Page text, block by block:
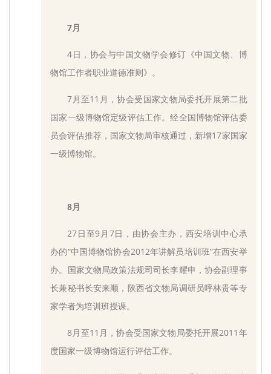
7月
4日，协会与中国文物学会修订《中国文物、博
物馆工作者职业道德准则》。
7月至11月，协会受国家文物局委托开展第二批
国家一级博物馆定级评估工作。经全国博物馆评估委
员会评估推荐，国家文物局审核通过，新增17家国家
一级博物馆。
8月
27日至9月7日，由协会主办，西安培训中心承
办的“中国博物馆协会2012年讲解员培训班”在西安举
办。国家文物局政策法规司司长李耀申，协会副理事
长兼秘书长安来顺，陕西省文物局调研员呼林贵等专
家学者为培训班授课。
8月至11月，协会受国家文物局委托开展2011年
度国家一级博物馆运行评估工作。